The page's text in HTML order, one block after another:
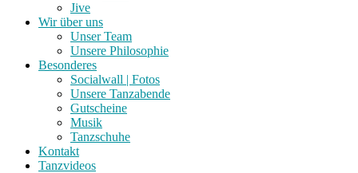
Jive
Wir über uns
Unser Team
Unsere Philosophie
Besonderes
Socialwall | Fotos
Unsere Tanzabende
Gutscheine
Musik
Tanzschuhe
Kontakt
Tanzvideos